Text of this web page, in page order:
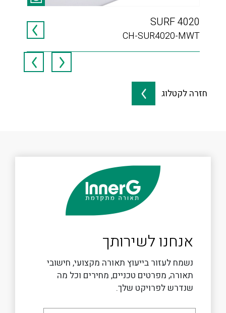
SURF 4020
CH-SUR4020-MWT
חזרה לקטלוג
אנחנו לשירותך
נשמח לעזור בייעוץ תאורה מקצועי, חישובי
תאורה, מפרטים טכניים, מחירים וכל מה
שנדרש לפרויקט שלך.